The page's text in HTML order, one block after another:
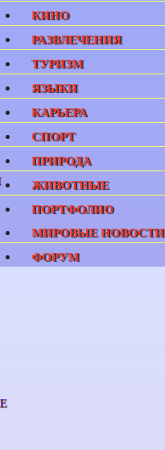
КИНО
РАЗВЛЕЧЕНИЯ
ТУРИЗМ
ЯЗЫКИ
КАРЬЕРА
СПОРТ
ПРИРОДА
ЖИВОТНЫЕ
ПОРТФОЛИО
МИРОВЫЕ НОВОСТИ
ФОРУМ